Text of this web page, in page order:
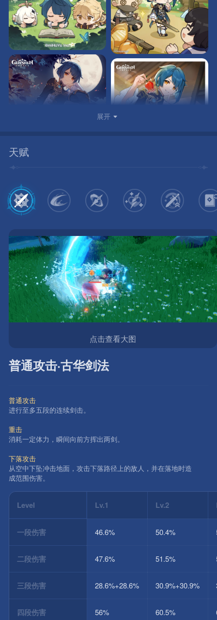
展开
天赋
点击查看大图
普通攻击·古华剑法
普通攻击
进行至多五段的连续剑击。
重击
消耗一定体力，瞬间向前方挥出两剑。
下落攻击
从空中下坠冲击地面，攻击下落路径上的敌人，并在落地时造
成范围伤害。
Level Lv.1 Lv.2
一段伤害 46.6% 50.4%
二段伤害 47.6% 51.5%
三段伤害 28.6%+28.6% 30.9%+30.9%
四段伤害 56% 60.5%